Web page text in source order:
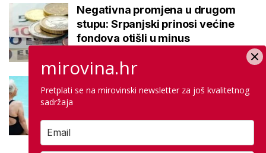
Negativna promjena u drugom
stupu: Srpanjski prinosi većine
fondova otišli u minus
besplatno: Građani se mogu
mirovina.hr
Pretplati se na mirovinski newsletter za još kvalitetnog
sadržaja